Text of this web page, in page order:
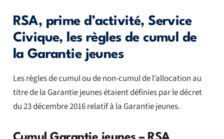
RSA, prime d’activité, Service
Civique, les règles de cumul de
la Garantie jeunes
Les règles de cumul ou de non-cumul de l’allocation au
titre de la Garantie jeunes étaient définies par le décret
du 23 décembre 2016 relatif à la Garantie jeunes.